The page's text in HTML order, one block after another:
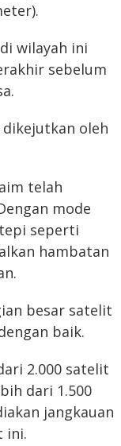
wilayah ini
sebelum
oleh
telah
mode
seperti
hambatan
besar satelit
baik.
2.000 satelit
dari 1.500
jangkauan
ini.